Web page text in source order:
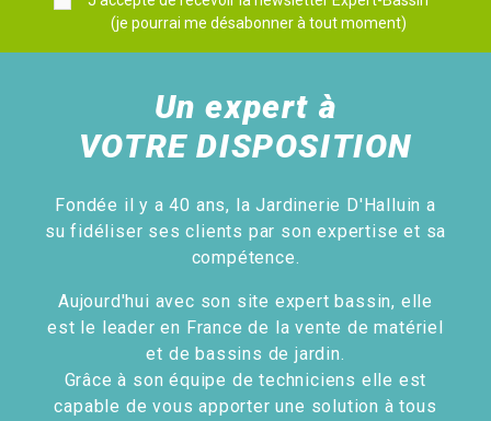
(je pourrai me désabonner à tout moment)
Un expert à
VOTRE DISPOSITION
Fondée il y a 40 ans, la Jardinerie D'Halluin a
su fidéliser ses clients par son expertise et sa
compétence.
Aujourd'hui avec son site expert bassin, elle
est le leader en France de la vente de matériel
et de bassins de jardin.
Grâce à son équipe de techniciens elle est
capable de vous apporter une solution à tous